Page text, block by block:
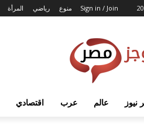
Sign in / Join المرأة رياضي منوع
عالم عرب اقتصادي